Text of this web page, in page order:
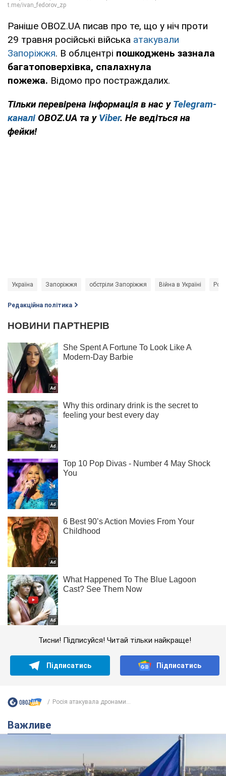
Раніше OBOZ.UA писав про те, що у ніч проти
29 травня російські війська атакували
Запоріжжя. В облцентрі пошкоджень зазнала
багатоповерхівка, спалахнула
пожежа. Відомо про постраждалих.
Тільки перевірена інформація в нас у Telegram-
каналі OBOZ.UA та у Viber. Не ведіться на
фейки!
Україна Запоріжжя обстріли Запоріжжя Війна в Україні
Редакційна політика
Тисни! Підписуйся! Читай тільки найкраще!
Підписатись Підписатись
Росія атакувала дронами...
Важливе